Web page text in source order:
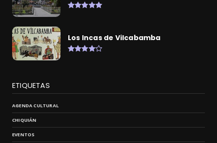
Los Incas de Vilcabamba
ETIQUETAS
AGENDA CULTURAL
CHIQUIÁN
EVENTOS